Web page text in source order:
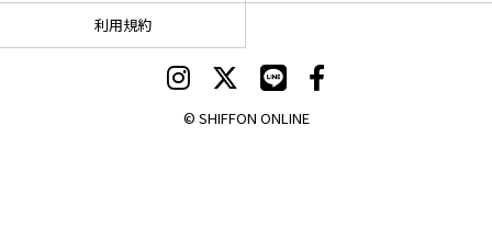
利用規約
© SHIFFON ONLINE